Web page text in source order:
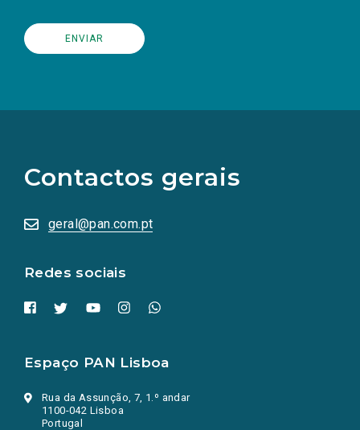
Contactos gerais
geral@pan.com.pt
Redes sociais
redes
sociais
numa
nova
Espaço PAN Lisboa
Rua da Assunção, 7, 1.º andar
1100-042 Lisboa
Portugal